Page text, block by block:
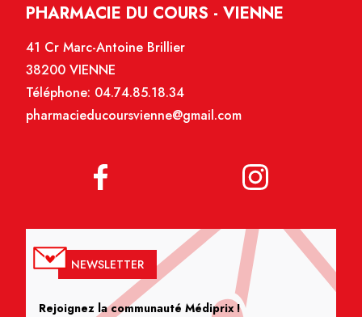
PHARMACIE DU COURS - VIENNE
41 Cr Marc-Antoine Brillier
38200 VIENNE
Téléphone: 04.74.85.18.34
pharmacieducoursvienne@gmail.com
NEWSLETTER
Rejoignez la communauté Médiprix !